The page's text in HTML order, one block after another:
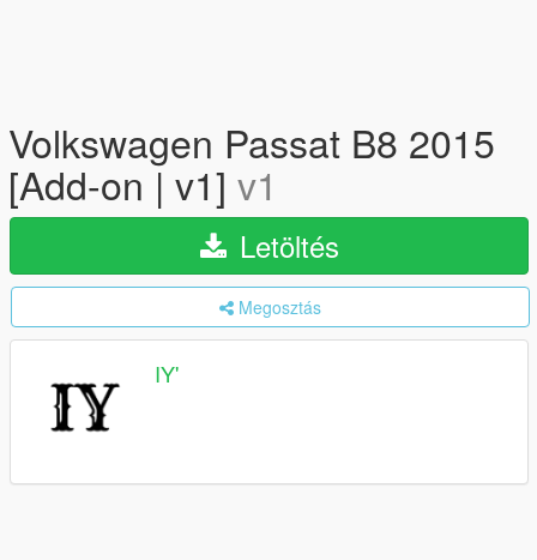
Volkswagen Passat B8 2015
[Add-on | v1] v1
Letöltés
Megosztás
IY'